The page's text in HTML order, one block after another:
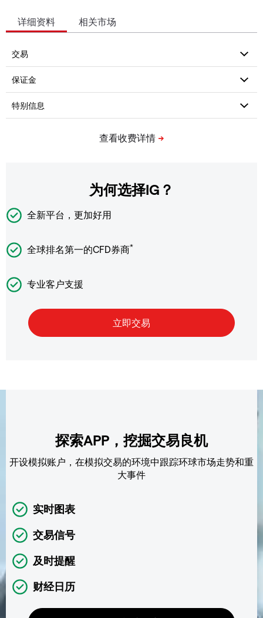
详细资料 相关市场
为何选择IG？
全新平台，更加好用
全球排名第一的CFD券商*
专业客户支援
探索APP，挖掘交易良机
开设模拟账户，在模拟交易的环境中跟踪环球市场走势和重
大事件
实时图表
交易信号
及时提醒
财经日历